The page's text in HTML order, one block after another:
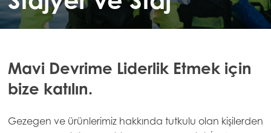
Mavi Devrime Liderlik Etmek için
bize katılın.
Gezegen ve ürünlerimiz hakkında tutkulu olan kişilerden